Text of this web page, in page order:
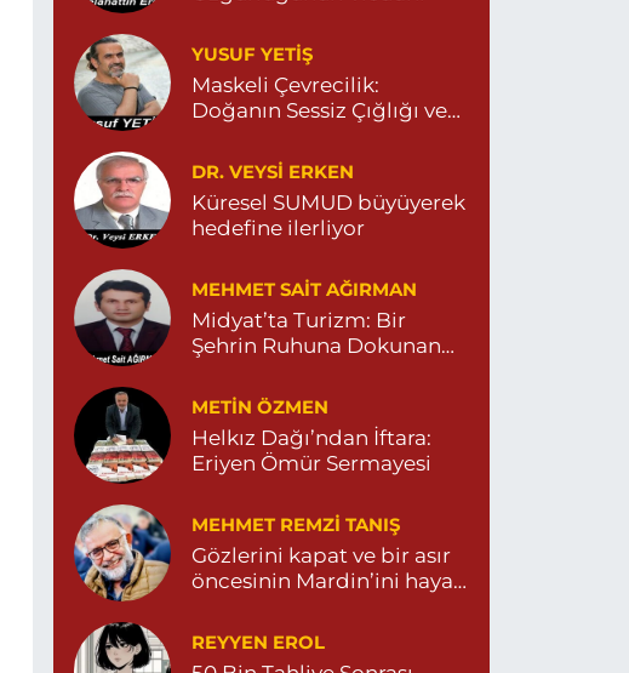
Yeni Eczanesi
YENİ MAHALLE 3086 SOKAK NO:2 4 04825413156
0 (482) 541 31 56 Yol Tarifi Al
İlknur Eczanesi
GÜL MAH. VATAN CAD. NO:2A 04825911091
0 (482) 591 10 91 Yol Tarifi Al
Turan Eczanesi
TEPEBAŞI MAHALLE KISMETLİ CADDE NO:59D
SAĞLIK OCAĞI YANI 04823813670
YUSUF YETİŞ
Maskeli Çevrecilik:
Doğanın Sessiz Çığlığı ve
DR. VEYSI ERKEN
Küresel SUMUD büyüyerek
hedefine ilerliyor
MEHMET SAIT AĞIRMAN
Midyat’ta Turizm: Bir
Şehrin Ruhuna Dokunan
METIN ÖZMEN
Helkız Dağı’ndan İftara:
Eriyen Ömür Sermayesi
MEHMET REMZI TANIŞ
Gözlerini kapat ve bir asır
öncesinin Mardin’ini hayal
REYYEN EROL